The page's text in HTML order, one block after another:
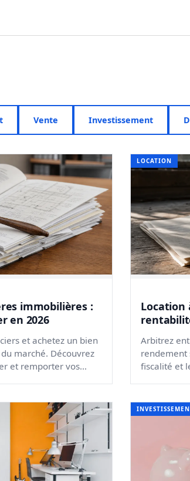
Vente Investissement
immobilières :
en 2026
et achetez un bien
marché. Découvrez
et remporter vos
LOCATION
Location
Arbitrez
rendement
fiscalité et